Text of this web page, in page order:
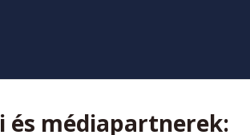
és médiapartnerek: